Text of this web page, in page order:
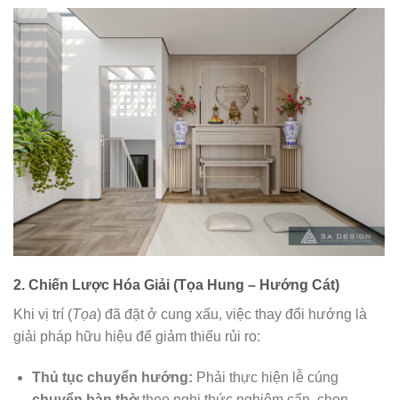
2. Chiến Lược Hóa Giải (Tọa Hung – Hướng Cát)
Khi vị trí (Tọa) đã đặt ở cung xấu, việc thay đổi hướng là
giải pháp hữu hiệu để giảm thiểu rủi ro:
Thủ tục chuyển hướng: Phải thực hiện lễ cúng